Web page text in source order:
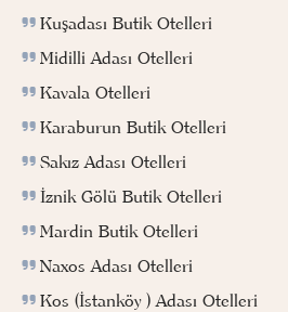
Kuşadası Butik Otelleri
Midilli Adası Otelleri
Kavala Otelleri
Karaburun Butik Otelleri
Sakız Adası Otelleri
İznik Gölü Butik Otelleri
Mardin Butik Otelleri
Naxos Adası Otelleri
Kos (İstanköy ) Adası Otelleri